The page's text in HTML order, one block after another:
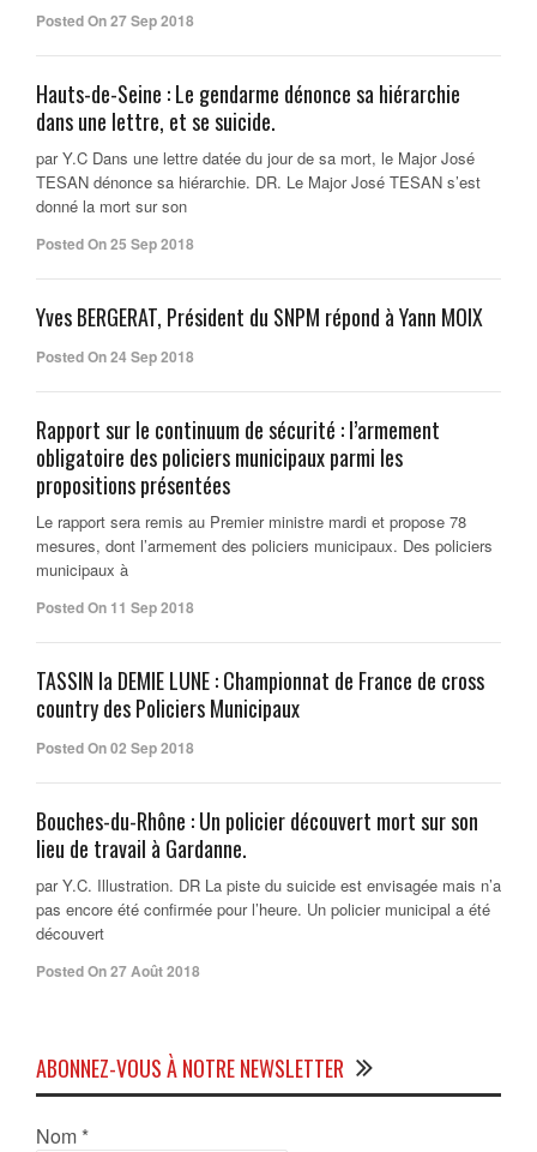
Posted On 27 Sep 2018
Hauts-de-Seine : Le gendarme dénonce sa hiérarchie
dans une lettre, et se suicide.
par Y.C Dans une lettre datée du jour de sa mort, le Major José
TESAN dénonce sa hiérarchie. DR. Le Major José TESAN s’est
donné la mort sur son
Posted On 25 Sep 2018
Yves BERGERAT, Président du SNPM répond à Yann MOIX
Posted On 24 Sep 2018
Rapport sur le continuum de sécurité : l’armement
obligatoire des policiers municipaux parmi les
propositions présentées
Le rapport sera remis au Premier ministre mardi et propose 78
mesures, dont l’armement des policiers municipaux. Des policiers
municipaux à
Posted On 11 Sep 2018
TASSIN la DEMIE LUNE : Championnat de France de cross
country des Policiers Municipaux
Posted On 02 Sep 2018
Bouches-du-Rhône : Un policier découvert mort sur son
lieu de travail à Gardanne.
par Y.C. Illustration. DR La piste du suicide est envisagée mais n’a
pas encore été confirmée pour l’heure. Un policier municipal a été
découvert
Posted On 27 Août 2018
ABONNEZ-VOUS À NOTRE NEWSLETTER
Nom *